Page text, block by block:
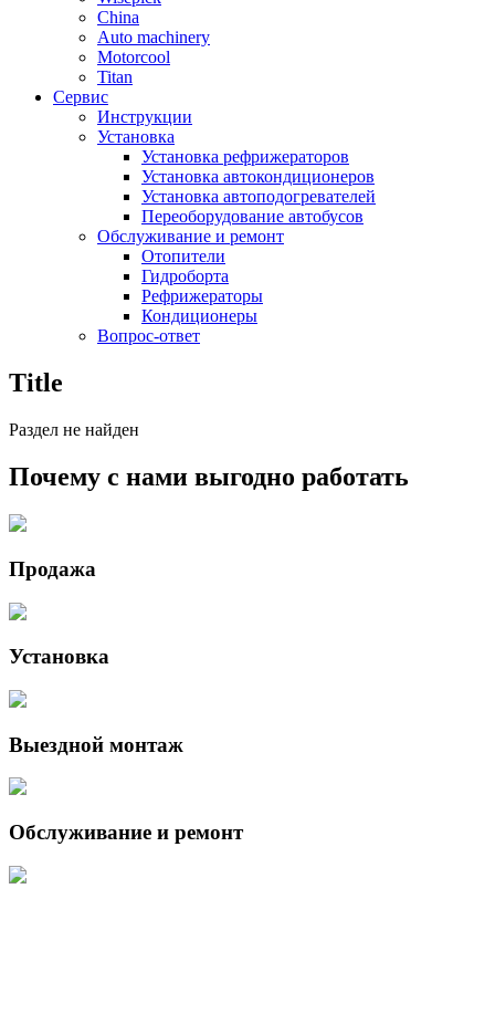
China
Auto machinery
Motorcool
Titan
Сервис
Инструкции
Установка
Установка рефрижераторов
Установка автокондиционеров
Установка автоподогревателей
Переоборудование автобусов
Обслуживание и ремонт
Отопители
Гидроборта
Рефрижераторы
Кондиционеры
Вопрос-ответ
Title
Раздел не найден
Почему с нами выгодно работать
Продажа
Установка
Выездной монтаж
Обслуживание и ремонт